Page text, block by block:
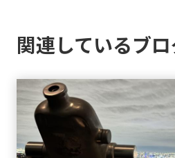
関連しているブ